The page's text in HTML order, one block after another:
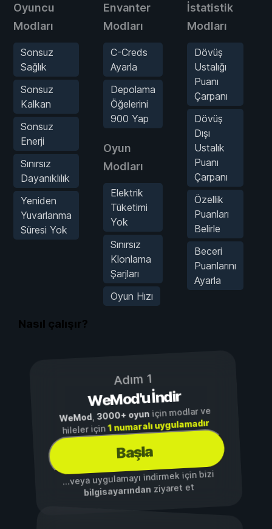
Oyuncu
Modları
Sonsuz
Sağlık
Sonsuz
Kalkan
Sonsuz
Enerji
Sınırsız
Dayanıklılık
Yeniden
Yuvarlanma
Süresi Yok
Envanter
Modları
C-Creds
Ayarla
Depolama
Öğelerini
900 Yap
Oyun
Modları
Elektrik
Tüketimi
Yok
Sınırsız
Klonlama
Şarjları
Oyun Hızı
İstatistik
Modları
Dövüş
Ustalığı
Puanı
Çarpanı
Dövüş
Dışı
Ustalık
Puanı
Çarpanı
Özellik
Puanları
Belirle
Beceri
Puanlarını
Ayarla
Nasıl çalışır?
Adım 1
WeMod'u İndir
WeMod,3000+ oyuniçin modlar ve
hileler için1 numaralı uygulamadır
Başla
...veya uygulamayı indirmek için bizi
bilgisayarından ziyaret et